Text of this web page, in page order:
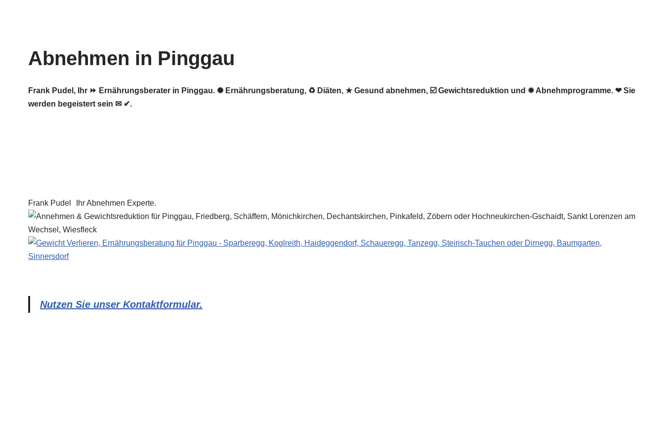
springenAbnehmen in Pinggau
Frank Pudel, Ihr ⏩ Ernährungsberater in Pinggau. ✺ Ernährungsberatung, ♻ Diäten, ★ Gesund abnehmen, ☑️ Gewichtsreduktion und ✹ Abnehmprogramme. ❤ Sie
werden begeistert sein ✉ ✔.
Frank Pudel Ihr Abnehmen Experte.
Nutzen Sie unser Kontaktformular.